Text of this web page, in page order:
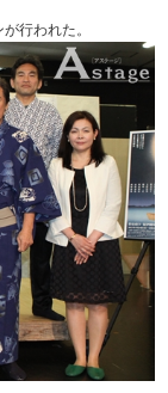
行われた。